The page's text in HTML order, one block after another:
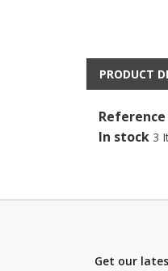
PRODUCT
Reference
In stock 3
Get our